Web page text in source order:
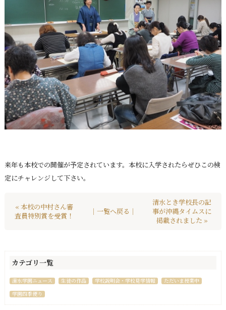
来年も本校での開催が予定されています。本校に入学されたらぜひこの検
定にチャレンジして下さい。
« 本校の中村さん審
査員特別賞を受賞！
｜一覧へ戻る｜
清水とき学校長の記
事が沖縄タイムスに
掲載されました »
カテゴリ一覧
清水学園ニュース 生徒の作品 学校説明会・学校見学情報
ただいま授業中
学園四季便り